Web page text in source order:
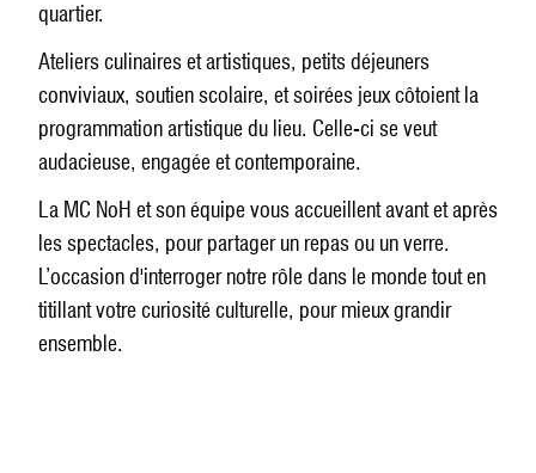
quartier.
Ateliers culinaires et artistiques, petits déjeuners
conviviaux, soutien scolaire, et soirées jeux côtoient la
programmation artistique du lieu. Celle-ci se veut
audacieuse, engagée et contemporaine.
La MC NoH et son équipe vous accueillent avant et après
les spectacles, pour partager un repas ou un verre.
L’occasion d'interroger notre rôle dans le monde tout en
titillant votre curiosité culturelle, pour mieux grandir
ensemble.